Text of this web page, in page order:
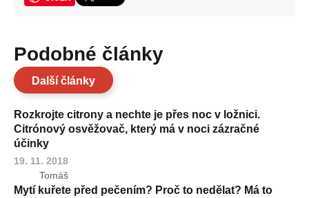
Podobné články
Další články
Rozkrojte citrony a nechte je přes noc v ložnici.
Citrónový osvěžovač, který má v noci zázračné
účinky
19. 11. 2018
Tomáš
Mytí kuřete před pečením? Proč to nedělat? Má to